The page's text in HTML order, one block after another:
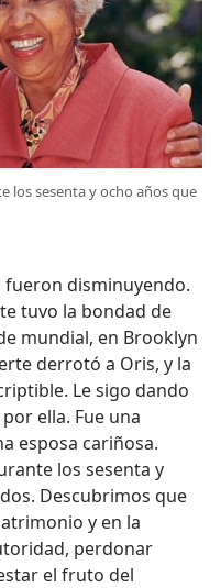
los sesenta y ocho años que
fueron disminuyendo.
tuvo la bondad de
mundial, en Brooklyn
derrotó a Oris, y la
Le sigo dando
ella. Fue una
esposa cariñosa.
los sesenta y
Descubrimos que
y en la
perdonar
el fruto del